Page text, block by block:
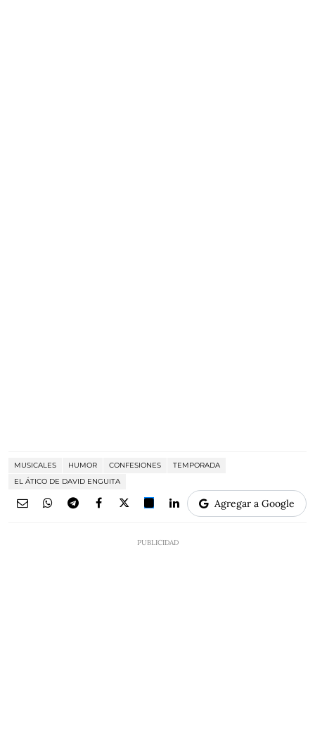
MUSICALES HUMOR CONFESIONES
TEMPORADA
EL ÁTICO DE DAVID ENGUITA
Agregar a Google